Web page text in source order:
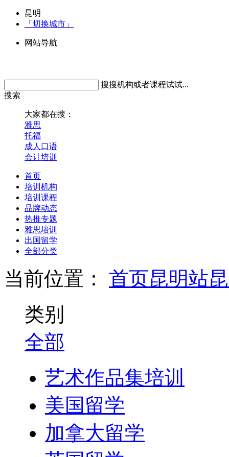
昆明
「切换城市」
网站导航
搜搜机构或者课程试试...
搜索
大家都在搜：
雅思
托福
成人口语
会计培训
首页
培训机构
培训课程
品牌动态
热推专题
雅思培训
出国留学
全部分类
当前位置： 首页昆明站
类别
全部
艺术作品集培训
美国留学
加拿大留学